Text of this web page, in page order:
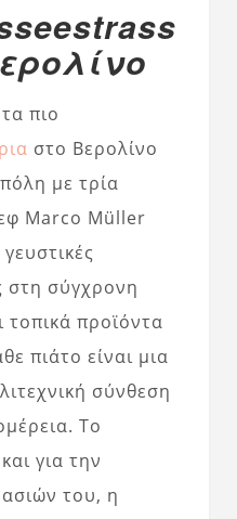
πιο
στο Βερολίνο
με τρία
Marco Müller
στη σύγχρονη
τοπικά προϊόντα
πιάτο είναι μια
σύνθεση
Το
για την
του, η